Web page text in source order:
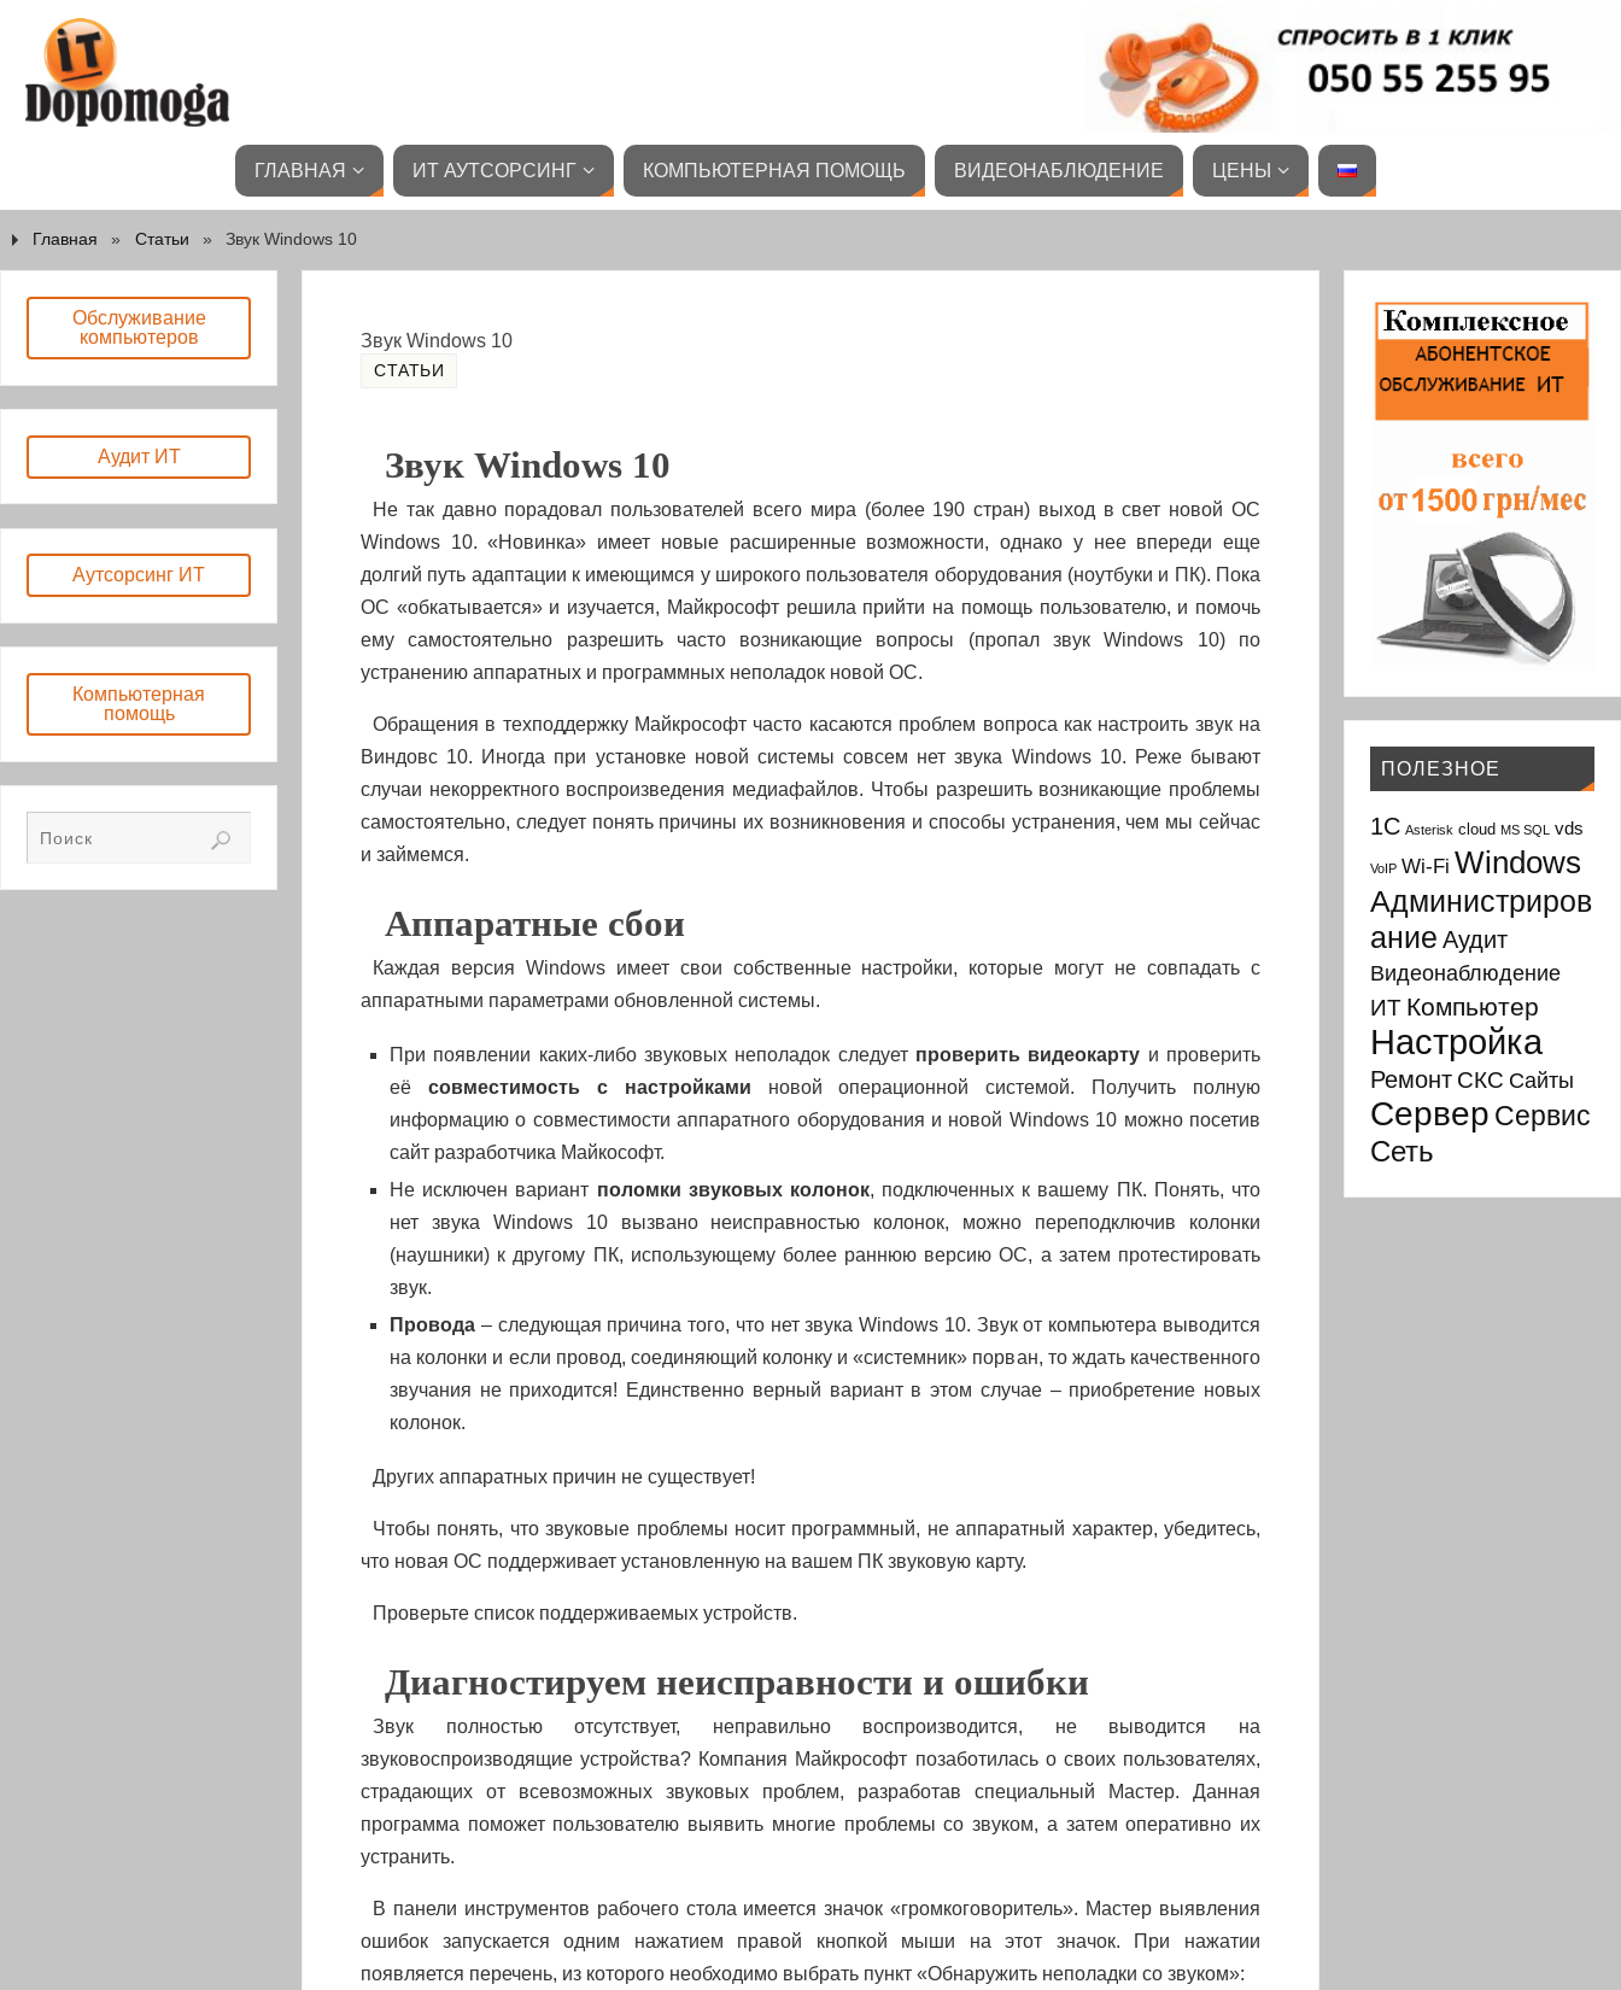
ГЛАВНАЯ ИТ АУТСОРСИНГ КОМПЬЮТЕРНАЯ ПОМОЩЬ ВИДЕОНАБЛЮДЕНИЕ ЦЕНЫ
Главная » Статьи » Звук Windows 10
Звук Windows 10
СТАТЬИ
Звук Windows 10
Не так давно порадовал пользователей всего мира (более 190 стран) выход в свет новой ОС
Windows 10. «Новинка» имеет новые расширенные возможности, однако у нее впереди еще
долгий путь адаптации к имеющимся у широкого пользователя оборудования (ноутбуки и ПК). Пока
ОС «обкатывается» и изучается, Майкрософт решила прийти на помощь пользователю, и помочь
ему самостоятельно разрешить часто возникающие вопросы (пропал звук Windows 10) по
устранению аппаратных и программных неполадок новой ОС.
Обращения в техподдержку Майкрософт часто касаются проблем вопроса как настроить звук на
Виндовс 10. Иногда при установке новой системы совсем нет звука Windows 10. Реже бывают
случаи некорректного воспроизведения медиафайлов. Чтобы разрешить возникающие проблемы
самостоятельно, следует понять причины их возникновения и способы устранения, чем мы сейчас
и займемся.
Аппаратные сбои
Каждая версия Windows имеет свои собственные настройки, которые могут не совпадать с
аппаратными параметрами обновленной системы.
При появлении каких-либо звуковых неполадок следует проверить видеокарту и проверить
её совместимость с настройками новой операционной системой. Получить полную
информацию о совместимости аппаратного оборудования и новой Windows 10 можно посетив
сайт разработчика Майкософт.
Не исключен вариант поломки звуковых колонок, подключенных к вашему ПК. Понять, что
нет звука Windows 10 вызвано неисправностью колонок, можно переподключив колонки
(наушники) к другому ПК, использующему более раннюю версию ОС, а затем протестировать
звук.
Провода – следующая причина того, что нет звука Windows 10. Звук от компьютера выводится
на колонки и если провод, соединяющий колонку и «системник» порван, то ждать качественного
звучания не приходится! Единственно верный вариант в этом случае – приобретение новых
колонок.
Других аппаратных причин не существует!
Чтобы понять, что звуковые проблемы носит программный, не аппаратный характер, убедитесь,
что новая ОС поддерживает установленную на вашем ПК звуковую карту.
Проверьте список поддерживаемых устройств.
Диагностируем неисправности и ошибки
Звук полностью отсутствует, неправильно воспроизводится, не выводится на
звуковоспроизводящие устройства? Компания Майкрософт позаботилась о своих пользователях,
страдающих от всевозможных звуковых проблем, разработав специальный Мастер. Данная
программа поможет пользователю выявить многие проблемы со звуком, а затем оперативно их
устранить.
В панели инструментов рабочего стола имеется значок «громкоговоритель». Мастер выявления
ошибок запускается одним нажатием правой кнопкой мыши на этот значок. При нажатии
появляется перечень, из которого необходимо выбрать пункт «Обнаружить неполадки со звуком»:
Обслуживание
компьютеров
Аудит ИТ
Аутсорсинг ИТ
Компьютерная
помощь
ПОЛЕЗНОЕ
1С Asterisk cloud MS SQL vds
VoIP Wi-Fi Windows
Администриров
ание Аудит
Видеонаблюдение
ИТ Компьютер
Настройка
Ремонт СКС Сайты
Сервер Сервис
Сеть